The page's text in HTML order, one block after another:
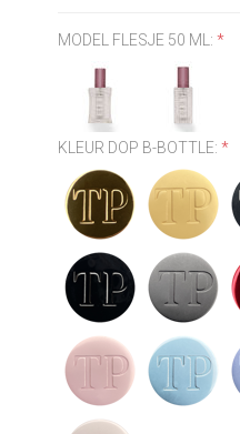
MODEL FLESJE 50 ML:*
KLEUR DOP B-BOTTLE:*